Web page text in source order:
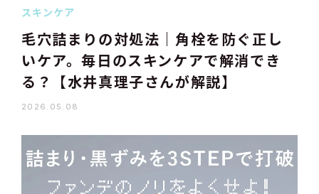
スキンケア
毛穴詰まりの対処法｜角栓を防ぐ正し
いケア。毎日のスキンケアで解消でき
る？【水井真理子さんが解説】
2026.05.08